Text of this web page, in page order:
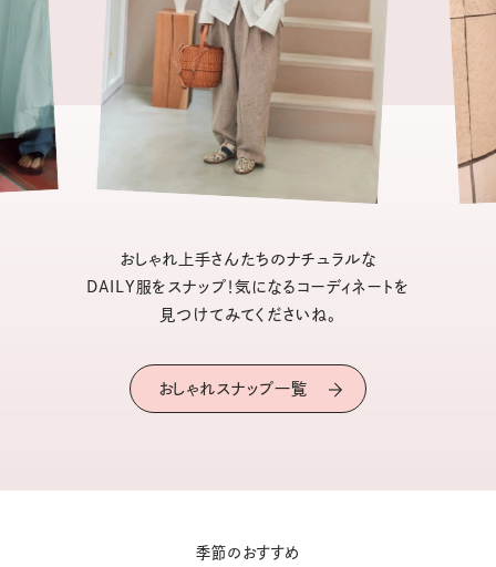
おしゃれ上手さんたちのナチュラルな
DAILY服をスナップ！気になるコーディネートを
見つけてみてくださいね。
おしゃれスナップ一覧
季節のおすすめ